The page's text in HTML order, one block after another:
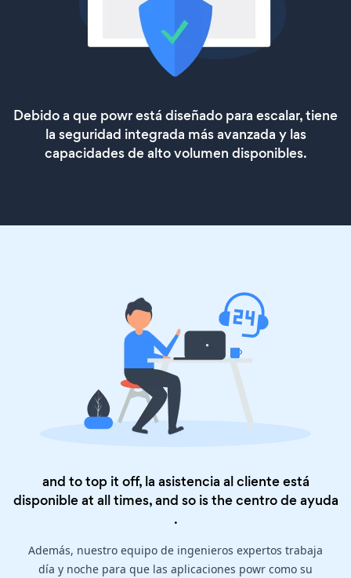
Debido a que powr está diseñado para escalar, tiene
la seguridad integrada más avanzada y las
capacidades de alto volumen disponibles.
and to top it off, la asistencia al cliente está
disponible at all times, and so is thecentro de ayuda
.
Además, nuestro equipo de ingenieros expertos trabaja
día y noche para que las aplicaciones powr como su